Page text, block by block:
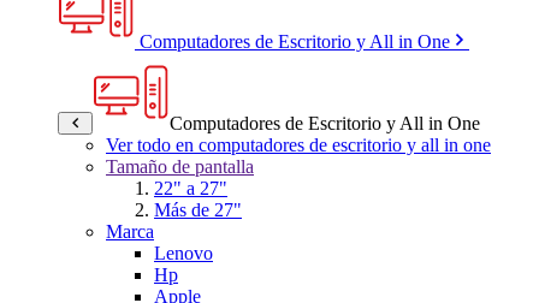
Computadores de Escritorio y All in One
Computadores de Escritorio y All in One
Ver todo en computadores de escritorio y all in one
Tamaño de pantalla
22" a 27"
Más de 27"
Marca
Lenovo
Hp
Apple